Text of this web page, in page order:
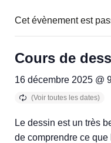
Cet évènement est
Cours de
16 décembre 2025 @
Le dessin est un très
de comprendre ce que